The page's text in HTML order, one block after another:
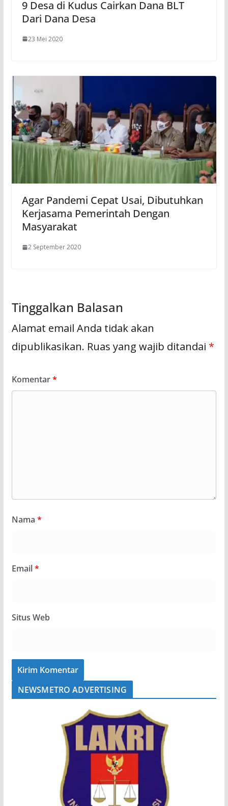
9 Desa di Kudus Cairkan Dana BLT
Dari Dana Desa
23 Mei 2020
Agar Pandemi Cepat Usai, Dibutuhkan
Kerjasama Pemerintah Dengan
Masyarakat
2 September 2020
Tinggalkan Balasan
Alamat email Anda tidak akan
dipublikasikan. Ruas yang wajib ditandai *
Komentar*
Nama *
Email*
Situs Web
NEWSMETRO ADVERTISING